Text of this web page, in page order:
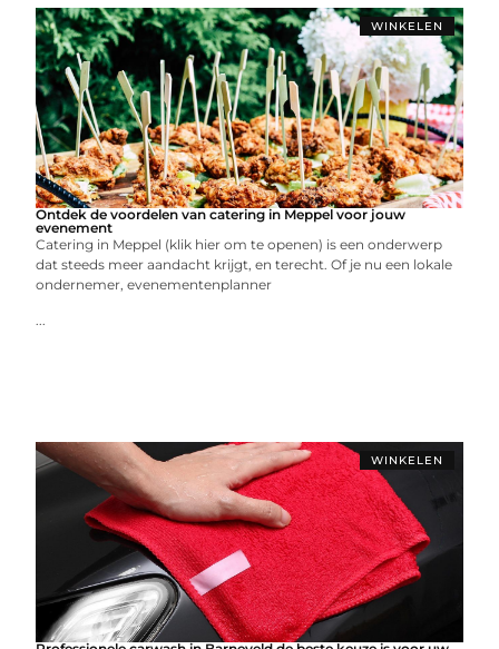
WINKELEN
Ontdek de voordelen van catering in Meppel voor jouw
evenement
Catering in Meppel (klik hier om te openen) is een onderwerp
dat steeds meer aandacht krijgt, en terecht. Of je nu een lokale
ondernemer, evenementenplanner
...
WINKELEN